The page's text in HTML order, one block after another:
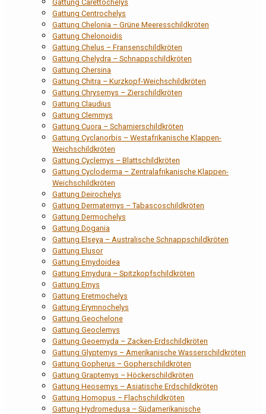
Gattung Carettochelys
Gattung Centrochelys
Gattung Chelonia – Grüne Meeresschildkröten
Gattung Chelonoidis
Gattung Chelus – Fransenschildkröten
Gattung Chelydra – Schnappschildkröten
Gattung Chersina
Gattung Chitra – Kurzkopf-Weichschildkröten
Gattung Chrysemys – Zierschildkröten
Gattung Claudius
Gattung Clemmys
Gattung Cuora – Scharnierschildkröten
Gattung Cyclanorbis – Westafrikanische Klappen-
Weichschildkröten
Gattung Cyclemys – Blattschildkröten
Gattung Cycloderma – Zentralafrikanische Klappen-
Weichschildkröten
Gattung Deirochelys
Gattung Dermatemys – Tabascoschildkröten
Gattung Dermochelys
Gattung Dogania
Gattung Elseya – Australische Schnappschildkröten
Gattung Elusor
Gattung Emydoidea
Gattung Emydura – Spitzkopfschildkröten
Gattung Emys
Gattung Eretmochelys
Gattung Erymnochelys
Gattung Geochelone
Gattung Geoclemys
Gattung Geoemyda – Zacken-Erdschildkröten
Gattung Glyptemys – Amerikanische Wasserschildkröten
Gattung Gopherus – Gopherschildkröten
Gattung Graptemys – Höckerschildkröten
Gattung Heosemys – Asiatische Erdschildkröten
Gattung Homopus – Flachschildkröten
Gattung Hydromedusa – Südamerikanische